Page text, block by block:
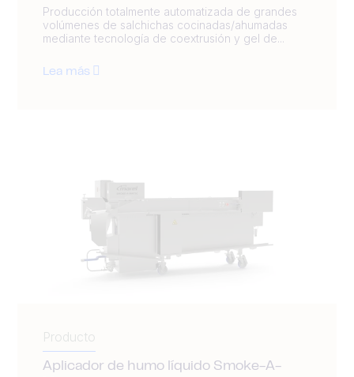
Producción totalmente automatizada de grandes
volúmenes de salchichas cocinadas/ahumadas
mediante tecnología de coextrusión y gel de...
Lea más
Producto
Aplicador de humo líquido Smoke-A-